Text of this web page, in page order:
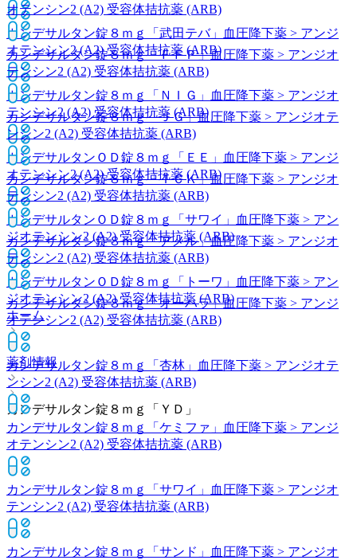
カンデサルタン錠８ｍｇ「武田テバ」
血圧降下薬 > アンジ
オテンシン2 (A2) 受容体拮抗薬 (ARB)
カンデサルタン錠８ｍｇ「ＮＩＧ」
血圧降下薬 > アンジオ
テンシン2 (A2) 受容体拮抗薬 (ARB)
カンデサルタンＯＤ錠８ｍｇ「ＥＥ」
血圧降下薬 > アンジ
オテンシン2 (A2) 受容体拮抗薬 (ARB)
カンデサルタンＯＤ錠８ｍｇ「サワイ」
血圧降下薬 > アン
ジオテンシン2 (A2) 受容体拮抗薬 (ARB)
カンデサルタンＯＤ錠８ｍｇ「トーワ」
血圧降下薬 > アン
ジオテンシン2 (A2) 受容体拮抗薬 (ARB)
ホーム
薬剤情報
カンデサルタン錠８ｍｇ「ＹＤ」
オテンシン2 (A2) 受容体拮抗薬 (ARB)
カンデサルタン錠８ｍｇ「ＦＦＰ」血圧降下薬 > アンジオ
テンシン2 (A2) 受容体拮抗薬 (ARB)
カンデサルタン錠８ｍｇ「ＪＧ」血圧降下薬 > アンジオテ
ンシン2 (A2) 受容体拮抗薬 (ARB)
カンデサルタン錠８ｍｇ「ＴＣＫ」血圧降下薬 > アンジオ
テンシン2 (A2) 受容体拮抗薬 (ARB)
カンデサルタン錠８ｍｇ「アメル」血圧降下薬 > アンジオ
テンシン2 (A2) 受容体拮抗薬 (ARB)
カンデサルタン錠８ｍｇ「オーハラ」血圧降下薬 > アンジ
オテンシン2 (A2) 受容体拮抗薬 (ARB)
カンデサルタン錠８ｍｇ「杏林」
血圧降下薬 > アンジオテ
ンシン2 (A2) 受容体拮抗薬 (ARB)
カンデサルタン錠８ｍｇ「ケミファ」
血圧降下薬 > アンジ
オテンシン2 (A2) 受容体拮抗薬 (ARB)
カンデサルタン錠８ｍｇ「サワイ」
血圧降下薬 > アンジオ
テンシン2 (A2) 受容体拮抗薬 (ARB)
カンデサルタン錠８ｍｇ「サンド」
血圧降下薬 > アンジオ